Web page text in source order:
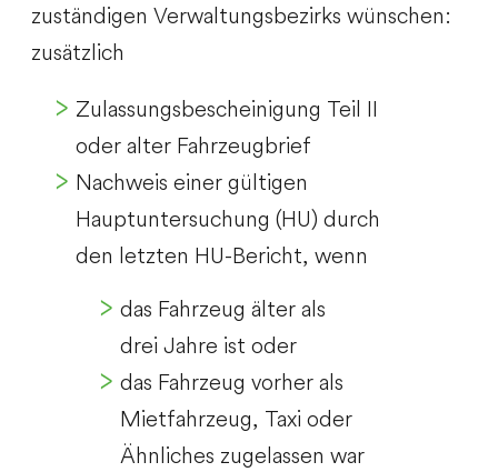
zuständigen Verwaltungsbezirks wünschen:
zusätzlich
Zulassungsbescheinigung Teil II
oder alter Fahrzeugbrief
Nachweis einer gültigen
Hauptuntersuchung (HU) durch
den letzten HU-Bericht, wenn
das Fahrzeug älter als
drei Jahre ist oder
das Fahrzeug vorher als
Mietfahrzeug, Taxi oder
Ähnliches zugelassen war